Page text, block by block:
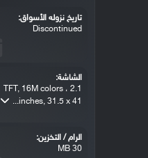
تاريخ نزوله الأسواق:
Discontinued
الشاشة:
TFT, 16M colors ، 2.1
inches, 31.5 x 41...
الرام / التخزين:
30 MB